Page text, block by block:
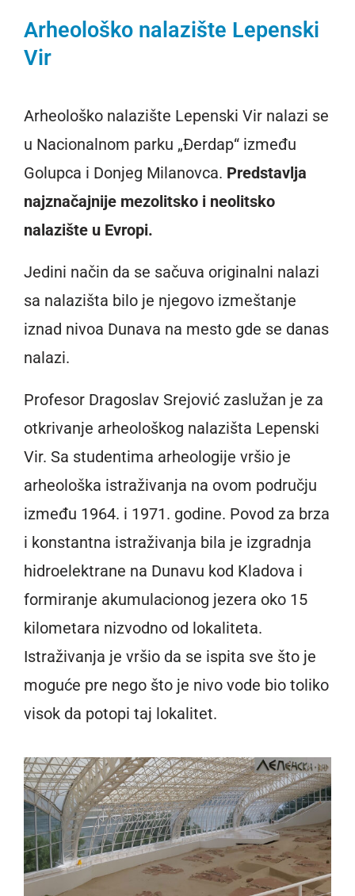
Arheološko nalazište Lepenski
Vir
Arheološko nalazište Lepenski Vir nalazi se
u Nacionalnom parku „Đerdap“ između
Golupca i Donjeg Milanovca. Predstavlja
najznačajnije mezolitsko i neolitsko
nalazište u Evropi.
Jedini način da se sačuva originalni nalazi
sa nalazišta bilo je njegovo izmeštanje
iznad nivoa Dunava na mesto gde se danas
nalazi.
Profesor Dragoslav Srejović zaslužan je za
otkrivanje arheološkog nalazišta Lepenski
Vir. Sa studentima arheologije vršio je
arheološka istraživanja na ovom području
između 1964. i 1971. godine. Povod za brza
i konstantna istraživanja bila je izgradnja
hidroelektrane na Dunavu kod Kladova i
formiranje akumulacionog jezera oko 15
kilometara nizvodno od lokaliteta.
Istraživanja je vršio da se ispita sve što je
moguće pre nego što je nivo vode bio toliko
visok da potopi taj lokalitet.